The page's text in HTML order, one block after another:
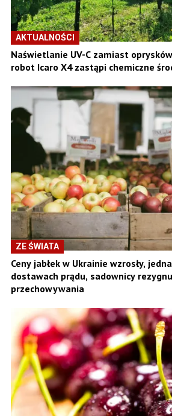
AKTUALNOŚCI
Naświetlanie UV-C zamiast
robot Icaro X4 zastąpi chemiczne
ZE ŚWIATA
Ceny jabłek w Ukrainie wzrosły,
dostawach prądu, sadownicy
przechowywania